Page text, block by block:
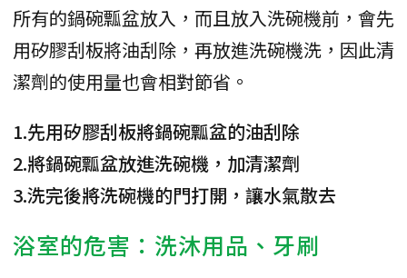
所有的鍋碗瓢盆放入，而且放入洗碗機前，會先
用矽膠刮板將油刮除，再放進洗碗機洗，因此清
潔劑的使用量也會相對節省。
1.先用矽膠刮板將鍋碗瓢盆的油刮除
2.將鍋碗瓢盆放進洗碗機，加清潔劑
3.洗完後將洗碗機的門打開，讓水氣散去
浴室的危害：洗沐用品、牙刷